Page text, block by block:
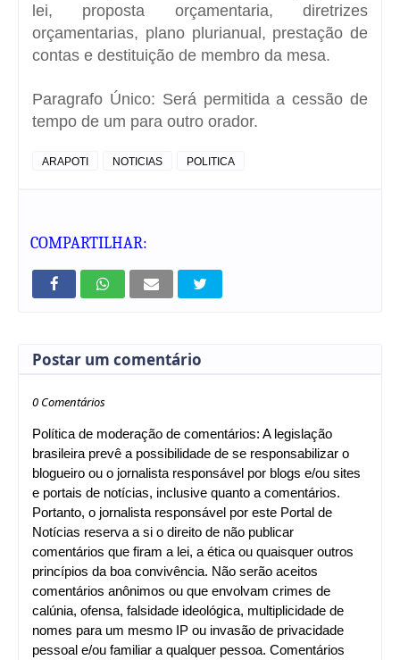
lei, proposta orçamentaria, diretrizes
orçamentarias, plano plurianual, prestação de
contas e destituição de membro da mesa.
Paragrafo Único: Será permitida a cessão de
tempo de um para outro orador.
ARAPOTI NOTICIAS POLITICA
COMPARTILHAR:
Postar um comentário
0 Comentários
Política de moderação de comentários: A legislação
brasileira prevê a possibilidade de se responsabilizar o
blogueiro ou o jornalista responsável por blogs e/ou sites
e portais de notícias, inclusive quanto a comentários.
Portanto, o jornalista responsável por este Portal de
Notícias reserva a si o direito de não publicar
comentários que firam a lei, a ética ou quaisquer outros
princípios da boa convivência. Não serão aceitos
comentários anônimos ou que envolvam crimes de
calúnia, ofensa, falsidade ideológica, multiplicidade de
nomes para um mesmo IP ou invasão de privacidade
pessoal e/ou familiar a qualquer pessoa. Comentários